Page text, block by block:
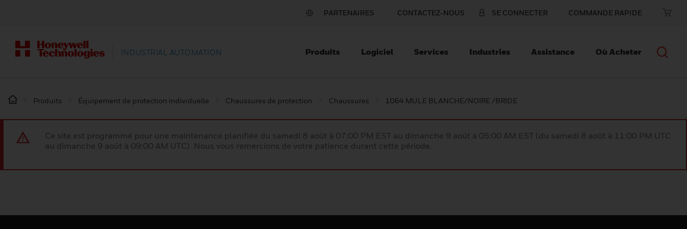
PARTENAIRES CONTACTEZ-NOUS SE CONNECTER COMMANDE RAPIDE
INDUSTRIAL AUTOMATION Produits Logiciel Services Industries Assistance Où Acheter
Produits Équipement de protection individuelle Chaussures de protection Chaussures 1064 MULE BLANCHE/NOIRE /BRIDE
Ce site est programmé pour une maintenance planifiée du samedi 8 août à 07:00 PM EST au dimanche 9 août à 05:00 AM EST (du samedi 8 août à 11:00 PM UTC
au dimanche 9 août à 09:00 AM UTC). Nous vous remercions de votre patience durant cette période.